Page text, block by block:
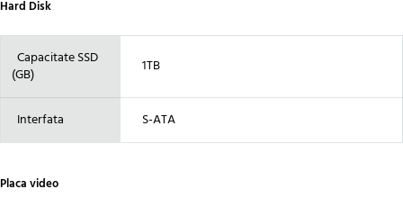
Hard Disk
Capacitate SSD
(GB)
1TB
Interfata S-ATA
Placa video